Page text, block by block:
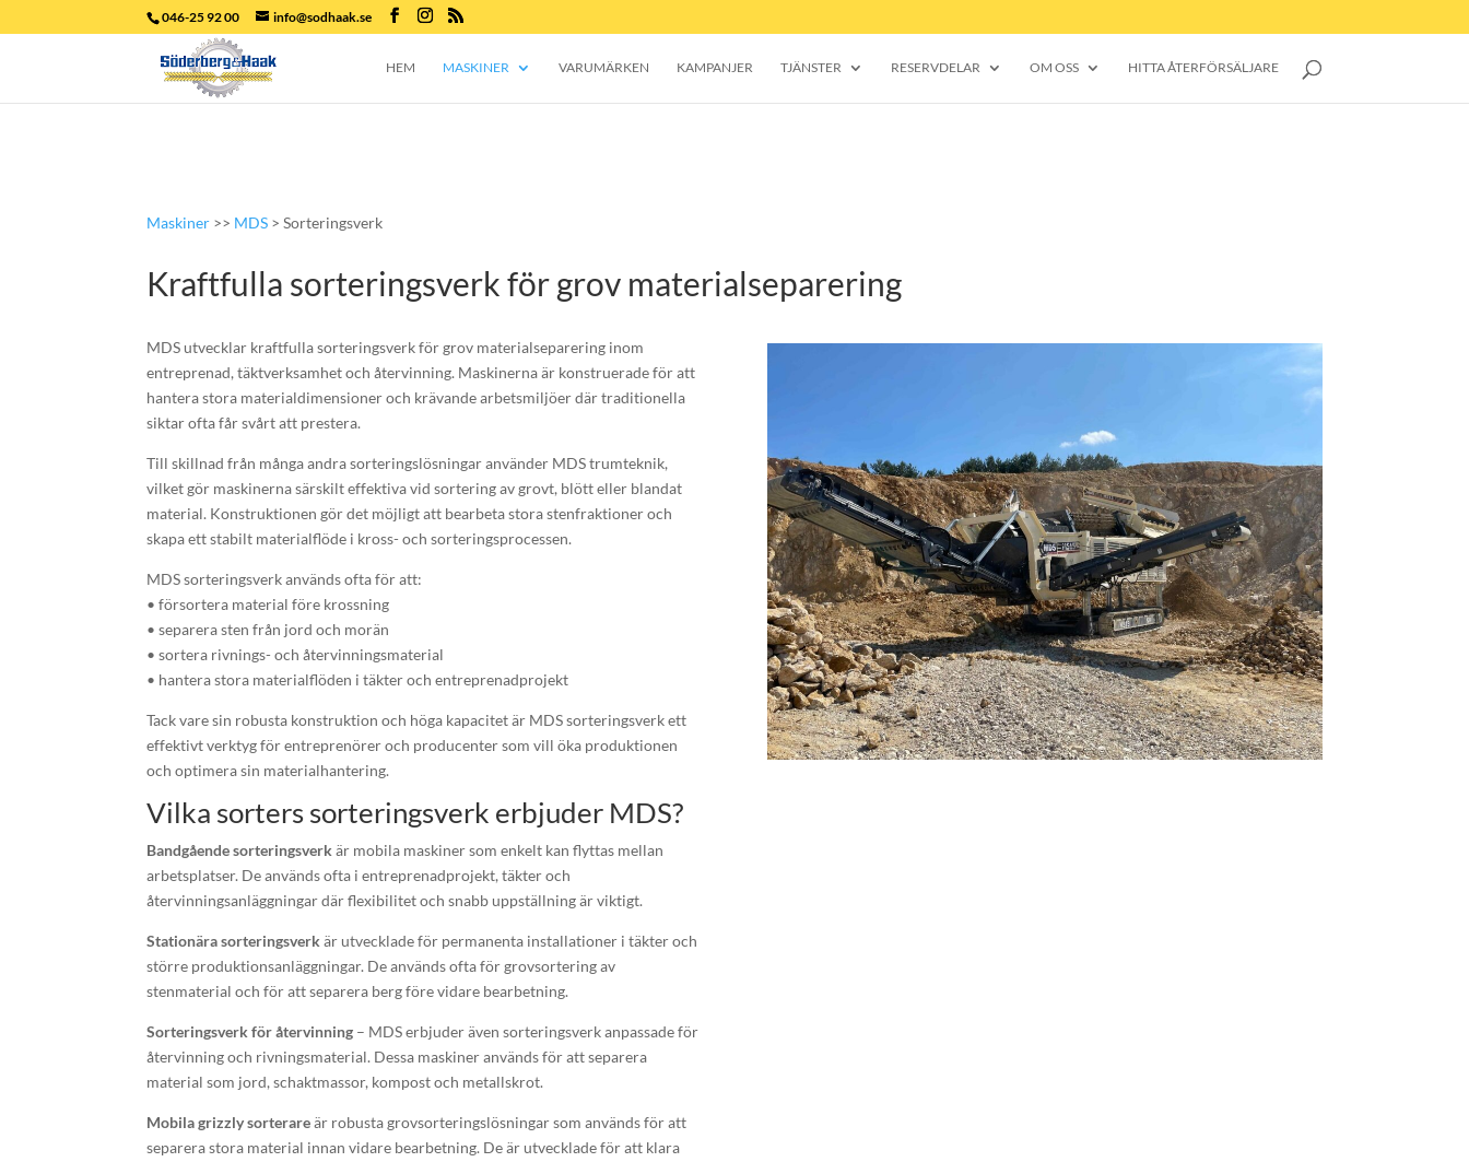
046-25 92 00 info@sodhaak.se
HEM MASKINER VARUMÄRKEN KAMPANJER TJÄNSTER RESERVDELAR OM OSS HITTA ÅTERFÖRSÄLJARE
Maskiner >> MDS > Sorteringsverk
Kraftfulla sorteringsverk för grov materialseparering
MDS utvecklar kraftfulla sorteringsverk för grov materialseparering inom
entreprenad, täktverksamhet och återvinning. Maskinerna är konstruerade för att
hantera stora materialdimensioner och krävande arbetsmiljöer där traditionella
siktar ofta får svårt att prestera.
Till skillnad från många andra sorteringslösningar använder MDS trumteknik,
vilket gör maskinerna särskilt effektiva vid sortering av grovt, blött eller blandat
material. Konstruktionen gör det möjligt att bearbeta stora stenfraktioner och
skapa ett stabilt materialflöde i kross- och sorteringsprocessen.
MDS sorteringsverk används ofta för att:
• försortera material före krossning
• separera sten från jord och morän
• sortera rivnings- och återvinningsmaterial
• hantera stora materialflöden i täkter och entreprenadprojekt
Tack vare sin robusta konstruktion och höga kapacitet är MDS sorteringsverk ett
effektivt verktyg för entreprenörer och producenter som vill öka produktionen
och optimera sin materialhantering.
Vilka sorters sorteringsverk erbjuder MDS?
Bandgående sorteringsverk är mobila maskiner som enkelt kan flyttas mellan
arbetsplatser. De används ofta i entreprenadprojekt, täkter och
återvinningsanläggningar där flexibilitet och snabb uppställning är viktigt.
Stationära sorteringsverk är utvecklade för permanenta installationer i täkter och
större produktionsanläggningar. De används ofta för grovsortering av
stenmaterial och för att separera berg före vidare bearbetning.
Sorteringsverk för återvinning – MDS erbjuder även sorteringsverk anpassade för
återvinning och rivningsmaterial. Dessa maskiner används för att separera
material som jord, schaktmassor, kompost och metallskrot.
Mobila grizzly sorterareär robusta grovsorteringslösningar som används för att
separera stora material innan vidare bearbetning. De är utvecklade för att klara